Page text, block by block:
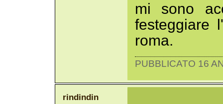
mi sono
festeggiare
roma.
PUBBLICATO 16
rindindin